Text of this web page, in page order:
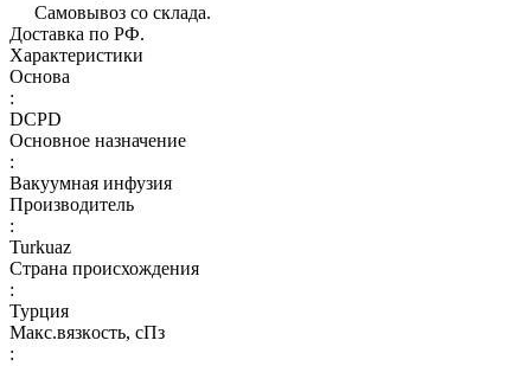
Самовывоз со склада.
Доставка по РФ.
Характеристики
Основа
:
DCPD
Основное назначение
:
Вакуумная инфузия
Производитель
:
Turkuaz
Страна происхождения
:
Турция
Макс.вязкoсть, сПз
: